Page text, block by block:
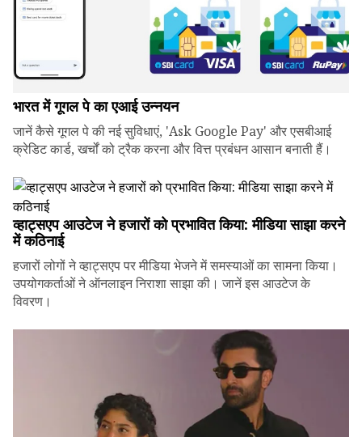
भारत में गूगल पे का एआई उन्नयन
जानें कैसे गूगल पे की नई सुविधाएं, 'Ask Google Pay' और एसबीआई
क्रेडिट कार्ड, खर्चों को ट्रैक करना और वित्त प्रबंधन आसान बनाती हैं।
व्हाट्सएप आउटेज ने हजारों को प्रभावित किया: मीडिया साझा करने
में कठिनाई
हजारों लोगों ने व्हाट्सएप पर मीडिया भेजने में समस्याओं का सामना किया।
उपयोगकर्ताओं ने ऑनलाइन निराशा साझा की। जानें इस आउटेज के
विवरण।